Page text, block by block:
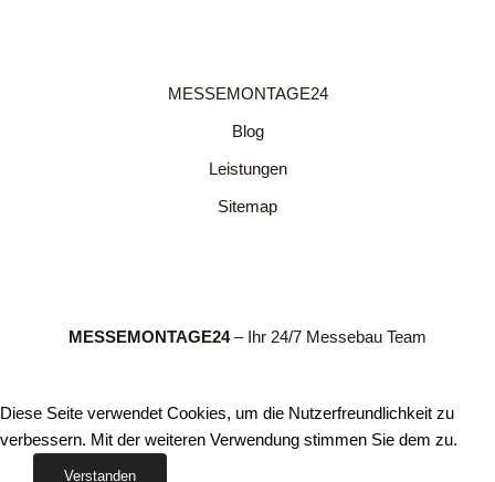
MESSEMONTAGE24
Blog
Leistungen
Sitemap
MESSEMONTAGE24– Ihr 24/7 Messebau Team
Diese Seite verwendet Cookies, um die Nutzerfreundlichkeit zu
verbessern. Mit der weiteren Verwendung stimmen Sie dem zu.
Verstanden